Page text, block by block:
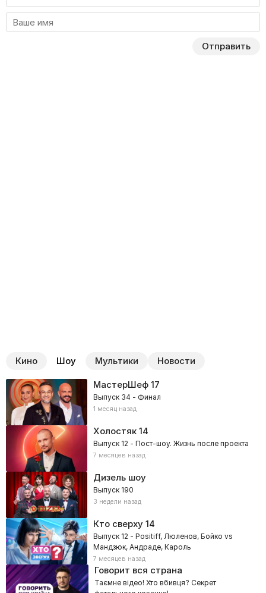
Отправить
Кино Шоу Мультики Новости
МастерШеф17
Выпуск 34 - Финал
1 месяц назад
Холостяк14
Выпуск 12 - Пост-шоу. Жизнь после проекта
7 месяцев назад
Дизель шоу
Выпуск 190
3 недели назад
Кто сверху14
Выпуск 12 - Positiff, Люленов, Бойко vs
Мандзюк, Андраде, Кароль
7 месяцев назад
Говорит вся страна
Таємне відео! Хто вбивця? Секрет